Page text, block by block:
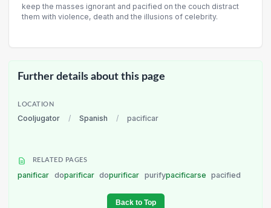
keep the masses ignorant and pacified on the couch distract
them with violence, death and the illusions of celebrity.
Further details about this page
LOCATION
Cooljugator / Spanish / pacificar
RELATED PAGES
panificar doparificar dopurificar purifypacificarse pacified
Back to Top